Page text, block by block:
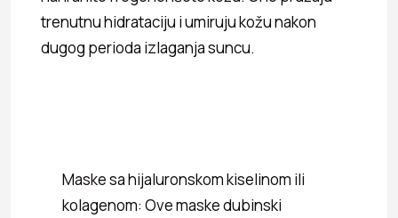
trenutnu hidrataciju i umiruju kožu nakon
dugog perioda izlaganja suncu.
Maske sa hijaluronskom kiselinom ili
kolagenom: Ove maske dubinski